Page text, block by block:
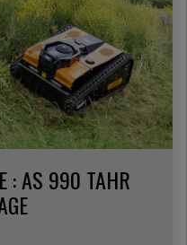
: AS 990 TAHR